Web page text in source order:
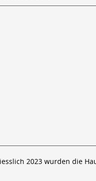
2023 wurden die